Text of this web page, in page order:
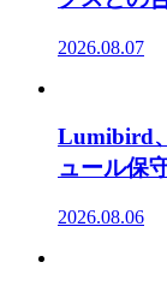
2026.08.07
Lumibird
ュール保
2026.08.06